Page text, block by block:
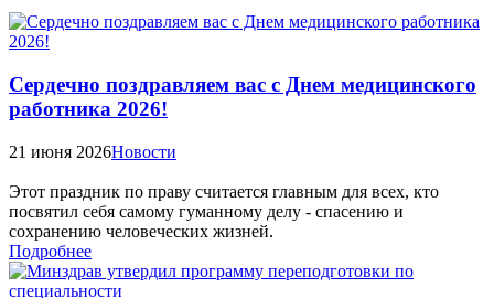
Сердечно поздравляем вас с Днем медицинского
работника 2026!
21 июня 2026Новости
Этот праздник по праву считается главным для всех, кто
посвятил себя самому гуманному делу - спасению и
сохранению человеческих жизней.
Подробнее